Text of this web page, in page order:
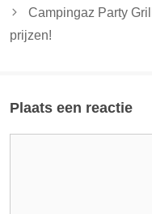
Campingaz Party
prijzen!
Plaats een reactie